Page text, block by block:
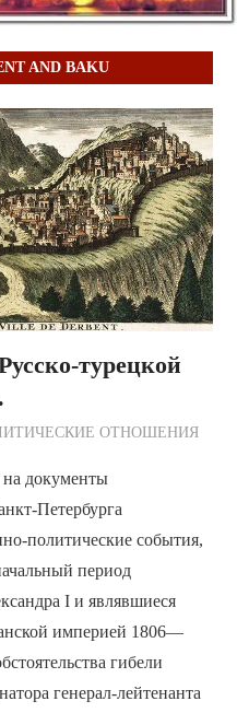
AND BAKU
турецкой
ОТНОШЕНИЯ
на документы
Петербурга
политические события,
период
I и являвшиеся
империей 1806—
гибели
генерал-лейтенанта